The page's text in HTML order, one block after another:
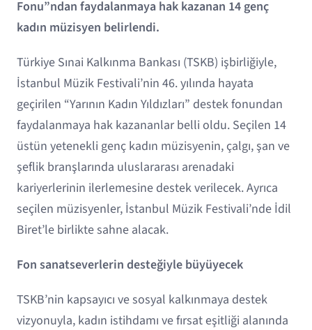
Fonu”ndan faydalanmaya hak kazanan 14 genç
kadın müzisyen belirlendi.
Türkiye Sınai Kalkınma Bankası (TSKB) işbirliğiyle,
İstanbul Müzik Festivali’nin 46. yılında hayata
geçirilen “Yarının Kadın Yıldızları” destek fonundan
faydalanmaya hak kazananlar belli oldu. Seçilen 14
üstün yetenekli genç kadın müzisyenin, çalgı, şan ve
şeflik branşlarında uluslararası arenadaki
kariyerlerinin ilerlemesine destek verilecek. Ayrıca
seçilen müzisyenler, İstanbul Müzik Festivali’nde İdil
Biret’le birlikte sahne alacak.
Fon sanatseverlerin desteğiyle büyüyecek
TSKB’nin kapsayıcı ve sosyal kalkınmaya destek
vizyonuyla, kadın istihdamı ve fırsat eşitliği alanında